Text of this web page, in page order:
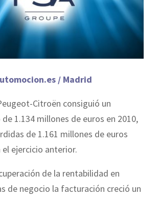
/ Madrid
Citroën consiguió un
1.134 millones de euros en 2010,
de 1.161 millones de euros
ejercicio anterior.
de la rentabilidad en
de negocio la facturación creció un